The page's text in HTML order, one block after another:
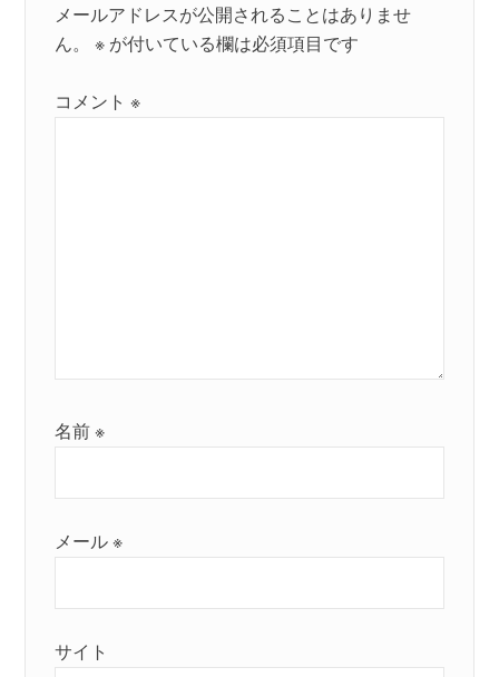
メールアドレスが公開されることはありませ
ん。
※ が付いている欄は必須項目です
コメント※
名前※
メール※
サイト